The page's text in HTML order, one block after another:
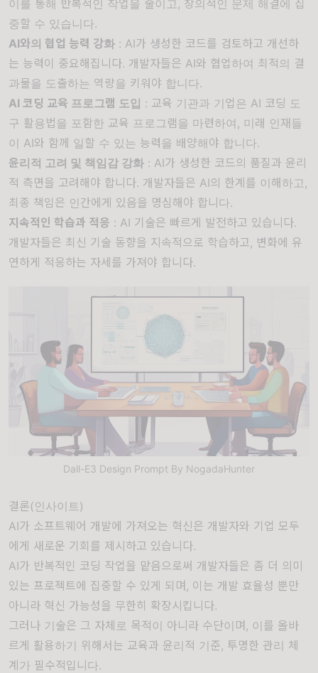
이를 통해 반복적인 작업을 줄이고, 창의적인 문제 해결에 집
중할 수 있습니다.
AI와의 협업 능력 강화 : AI가 생성한 코드를 검토하고 개선하
는 능력이 중요해집니다. 개발자들은 AI와 협업하여 최적의 결
과물을 도출하는 역량을 키워야 합니다.
AI 코딩 교육 프로그램 도입 : 교육 기관과 기업은 AI 코딩 도
구 활용법을 포함한 교육 프로그램을 마련하여, 미래 인재들
이 AI와 함께 일할 수 있는 능력을 배양해야 합니다.
윤리적 고려 및 책임감 강화 : AI가 생성한 코드의 품질과 윤리
적 측면을 고려해야 합니다. 개발자들은 AI의 한계를 이해하고,
최종 책임은 인간에게 있음을 명심해야 합니다.
지속적인 학습과 적응 : AI 기술은 빠르게 발전하고 있습니다.
개발자들은 최신 기술 동향을 지속적으로 학습하고, 변화에 유
연하게 적응하는 자세를 가져야 합니다.
Dall-E3 Design Prompt By NogadaHunter
결론(인사이트)
AI가 소프트웨어 개발에 가져오는 혁신은 개발자와 기업 모두
에게 새로운 기회를 제시하고 있습니다.
AI가 반복적인 코딩 작업을 맡음으로써 개발자들은 좀 더 의미
있는 프로젝트에 집중할 수 있게 되며, 이는 개발 효율성 뿐만
아니라 혁신 가능성을 무한히 확장시킵니다.
그러나 기술은 그 자체로 목적이 아니라 수단이며, 이를 올바
르게 활용하기 위해서는 교육과 윤리적 기준, 투명한 관리 체
계가 필수적입니다.